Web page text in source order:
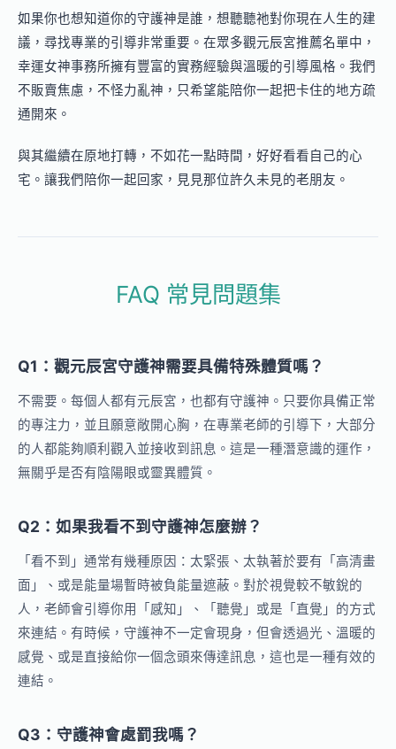
如果你也想知道你的守護神是誰，想聽聽祂對你現在人生的建
議，尋找專業的引導非常重要。在眾多觀元辰宮推薦名單中，
幸運女神事務所擁有豐富的實務經驗與溫暖的引導風格。我們
不販賣焦慮，不怪力亂神，只希望能陪你一起把卡住的地方疏
通開來。
與其繼續在原地打轉，不如花一點時間，好好看看自己的心
宅。讓我們陪你一起回家，見見那位許久未見的老朋友。
FAQ 常見問題集
Q1：觀元辰宮守護神需要具備特殊體質嗎？
不需要。每個人都有元辰宮，也都有守護神。只要你具備正常
的專注力，並且願意敞開心胸，在專業老師的引導下，大部分
的人都能夠順利觀入並接收到訊息。這是一種潛意識的運作，
無關乎是否有陰陽眼或靈異體質。
Q2：如果我看不到守護神怎麼辦？
「看不到」通常有幾種原因：太緊張、太執著於要有「高清畫
面」、或是能量場暫時被負能量遮蔽。對於視覺較不敏銳的
人，老師會引導你用「感知」、「聽覺」或是「直覺」的方式
來連結。有時候，守護神不一定會現身，但會透過光、溫暖的
感覺、或是直接給你一個念頭來傳達訊息，這也是一種有效的
連結。
Q3：守護神會處罰我嗎？